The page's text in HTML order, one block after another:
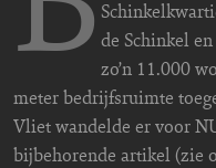
de Schinkel
zo’n 11.000
meter bedrijfsruimte
Vliet wandelde er voor
bijbehorende artikel (zie